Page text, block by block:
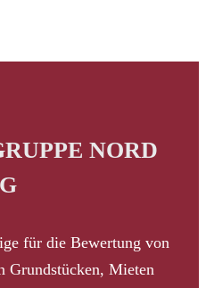
NORD
für die Bewertung von
Grundstücken, Mieten